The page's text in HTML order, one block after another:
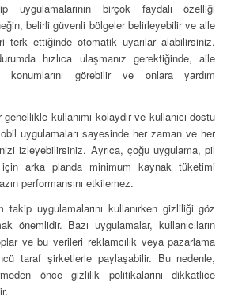
uygulamalarının birçok faydalı özelliği
belirli güvenli bölgeler belirleyebilir ve aile
terk ettiğinde otomatik uyarılar alabilirsiniz.
hızlıca ulaşmanız gerektiğinde, aile
konumlarını görebilir ve onlara yardım
kullanımı kolaydır ve kullanıcı dostu
uygulamaları sayesinde her zaman ve her
izleyebilirsiniz. Ayrıca, çoğu uygulama, pil
arka planda minimum kaynak tüketimi
performansını etkilemez.
uygulamalarını kullanırken gizliliği göz
önemlidir. Bazı uygulamalar, kullanıcıların
ve bu verileri reklamcılık veya pazarlama
taraf şirketlerle paylaşabilir. Bu nedenle,
önce gizlilik politikalarını dikkatlice